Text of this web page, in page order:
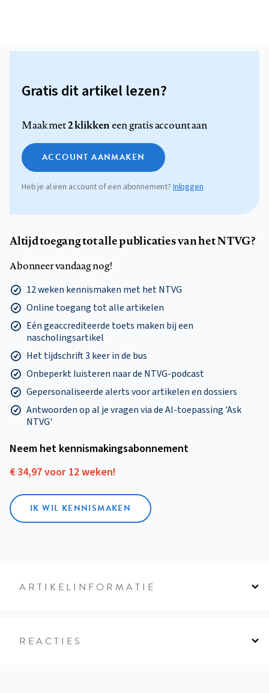
Gratis dit artikel lezen?
Maak met2 klikkeneen gratis account aan
ACCOUNT AANMAKEN
Heb je al een account of een abonnement? Inloggen
Altijd toegang tot alle publicaties van het NTVG?
Abonneer vandaag nog!
12 weken kennismaken met het NTVG
Online toegang tot alle artikelen
Eén geaccrediteerde toets maken bij een
nascholingsartikel
Het tijdschrift 3 keer in de bus
Onbeperkt luisteren naar de NTVG-podcast
Gepersonaliseerde alerts voor artikelen en dossiers
Antwoorden op al je vragen via de AI-toepassing 'Ask
NTVG'
Neem het kennismakings­abonnement
€ 34,97 voor 12 weken!
IK WIL KENNISMAKEN
ARTIKELINFORMATIE
REACTIES